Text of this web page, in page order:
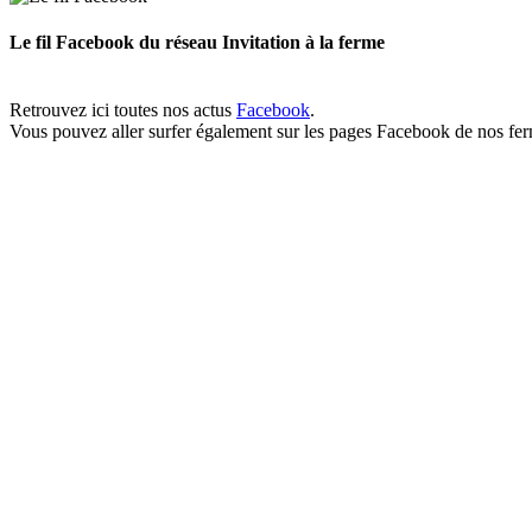
Le fil Facebook du réseau Invitation à la ferme
Retrouvez ici toutes nos actus Facebook.
Vous pouvez aller surfer également sur les pages Facebook de nos